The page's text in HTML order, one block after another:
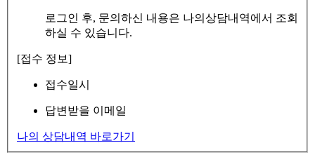
로그인 후, 문의하신 내용은 나의상담내역에서 조회
하실 수 있습니다.
[접수 정보]
접수일시
답변받을 이메일
나의 상담내역 바로가기